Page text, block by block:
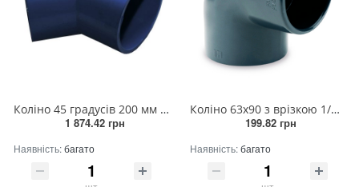
Коліно 45 градусів 200 мм (2штук/ящик)
1 874.42 грн
Наявність:багато
Коліно 63х90 з врізкою 1/2 РВ прямо
199.82 грн
Наявність:багато